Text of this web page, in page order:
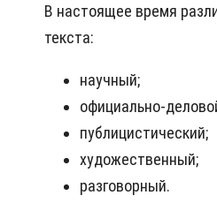
В настоящее время
текста:
научный;
официально-
публицистический;
художественный;
разговорный.